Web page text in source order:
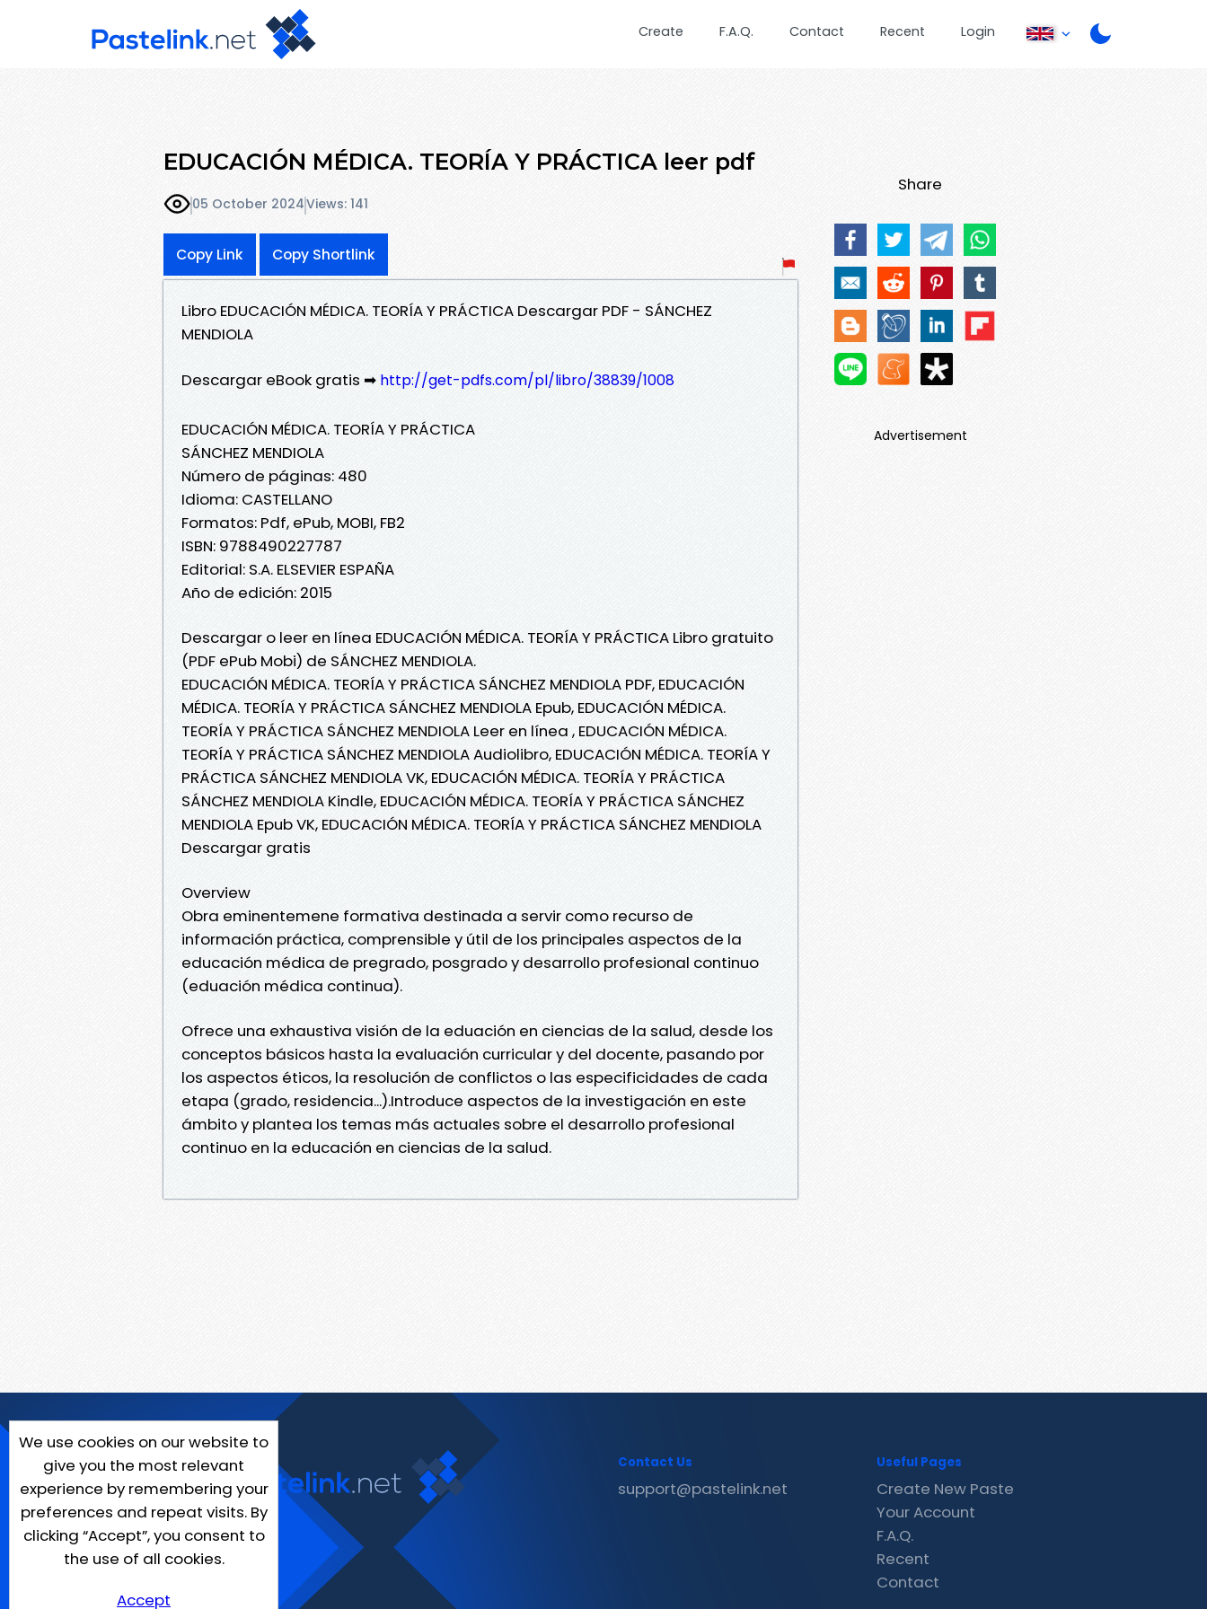
Create F.A.Q. Contact Recent Login
EDUCACIÓN MÉDICA. TEORÍA Y PRÁCTICA leer pdf
05 October 2024Views: 141
Copy Link Copy Shortlink
Libro EDUCACIÓN MÉDICA. TEORÍA Y PRÁCTICA Descargar PDF - SÁNCHEZ
MENDIOLA
Descargar eBook gratis ➡ http://get-pdfs.com/pl/libro/38839/1008
EDUCACIÓN MÉDICA. TEORÍA Y PRÁCTICA
SÁNCHEZ MENDIOLA
Número de páginas: 480
Idioma: CASTELLANO
Formatos: Pdf, ePub, MOBI, FB2
ISBN: 9788490227787
Editorial: S.A. ELSEVIER ESPAÑA
Año de edición: 2015
Descargar o leer en línea EDUCACIÓN MÉDICA. TEORÍA Y PRÁCTICA Libro gratuito
(PDF ePub Mobi) de SÁNCHEZ MENDIOLA.
EDUCACIÓN MÉDICA. TEORÍA Y PRÁCTICA SÁNCHEZ MENDIOLA PDF, EDUCACIÓN
MÉDICA. TEORÍA Y PRÁCTICA SÁNCHEZ MENDIOLA Epub, EDUCACIÓN MÉDICA.
TEORÍA Y PRÁCTICA SÁNCHEZ MENDIOLA Leer en línea , EDUCACIÓN MÉDICA.
TEORÍA Y PRÁCTICA SÁNCHEZ MENDIOLA Audiolibro, EDUCACIÓN MÉDICA. TEORÍA Y
PRÁCTICA SÁNCHEZ MENDIOLA VK, EDUCACIÓN MÉDICA. TEORÍA Y PRÁCTICA
SÁNCHEZ MENDIOLA Kindle, EDUCACIÓN MÉDICA. TEORÍA Y PRÁCTICA SÁNCHEZ
MENDIOLA Epub VK, EDUCACIÓN MÉDICA. TEORÍA Y PRÁCTICA SÁNCHEZ MENDIOLA
Descargar gratis
Overview
Obra eminentemene formativa destinada a servir como recurso de
información práctica, comprensible y útil de los principales aspectos de la
educación médica de pregrado, posgrado y desarrollo profesional continuo
(eduación médica continua).
Ofrece una exhaustiva visión de la eduación en ciencias de la salud, desde los
conceptos básicos hasta la evaluación curricular y del docente, pasando por
los aspectos éticos, la resolución de conflictos o las especificidades de cada
etapa (grado, residencia...).Introduce aspectos de la investigación en este
ámbito y plantea los temas más actuales sobre el desarrollo profesional
continuo en la educación en ciencias de la salud.
Share
Advertisement
We use cookies on our website to
give you the most relevant
experience by remembering your
preferences and repeat visits. By
clicking “Accept”, you consent to
the use of all cookies.
Accept
Contact Us
support@pastelink.net
Useful Pages
Create New Paste
Your Account
F.A.Q.
Recent
Contact